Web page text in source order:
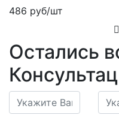
486 руб/шт
Остались